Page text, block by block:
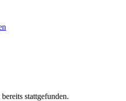
stattgefunden.